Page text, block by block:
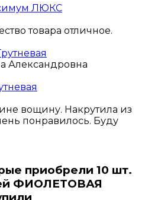
ЛЮКС
товара отличное.
Александровна
вощину. Накрутила из
понравилось. Буду
приобрели 10 шт.
ФИОЛЕТОВАЯ